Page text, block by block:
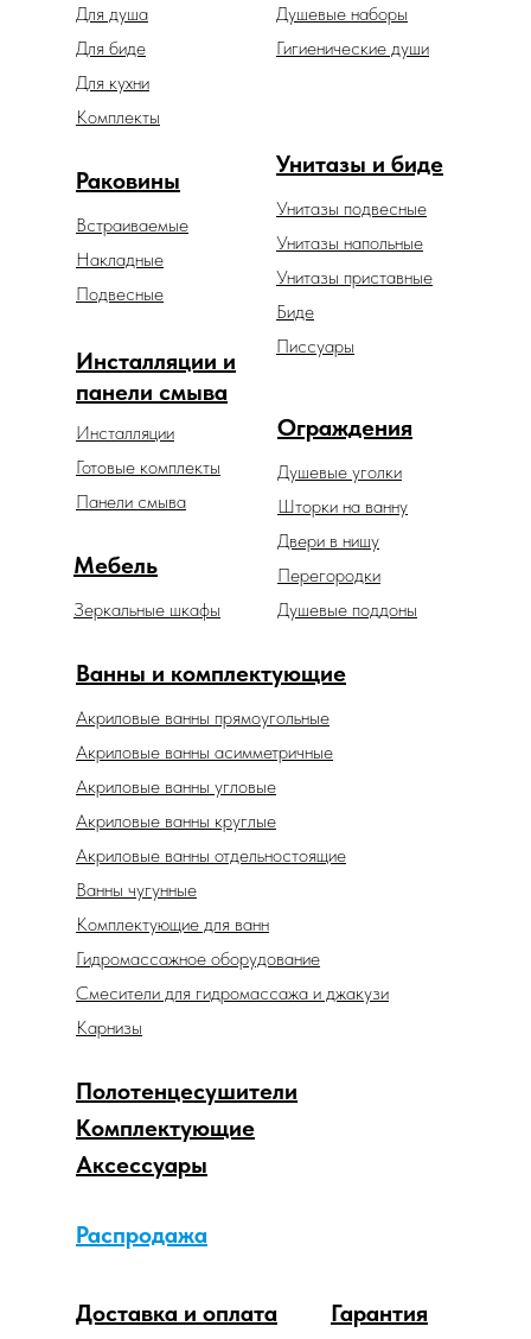
Гигиенические души
Душевые наборы
Унитазы и биде
Унитазы подвесные
Унитазы напольные
Унитазы приставные
Раковины
Встраиваемые
Накладные
Подвесные
Для биде
Для душа
Для кухни
Ванны и комплектующие
Акриловые ванны прямоугольные
Зеркальные шкафы
Мебель
Ограждения
Душевые уголки
Шторки на ванну
Двери в нишу
Перегородки
Аксессуары
Распродажа
Комплектующие
Доставка и оплата
Гарантия
Биде
Душевые поддоны
Акриловые ванны отдельностоящие
Акриловые ванны асимметричные
Акриловые ванны угловые
Акриловые ванны круглые
Ванны чугунные
Комплектующие для ванн
Гидромассажное оборудование
Смесители для гидромассажа и джакузи
Карнизы
Полотенцесушители
Инсталляции и
панели смыва
Инсталляции
Готовые комплекты
Панели смыва
Комплекты
Писсуары